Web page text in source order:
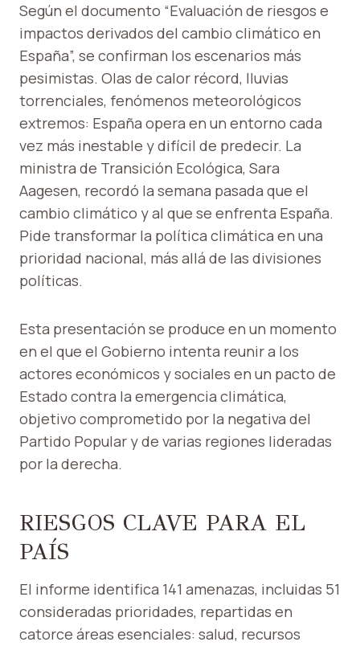
Según el documento “Evaluación de riesgos e
impactos derivados del cambio climático en
España”, se confirman los escenarios más
pesimistas. Olas de calor récord, lluvias
torrenciales, fenómenos meteorológicos
extremos: España opera en un entorno cada
vez más inestable y difícil de predecir. La
ministra de Transición Ecológica, Sara
Aagesen, recordó la semana pasada que el
cambio climático y al que se enfrenta España.
Pide transformar la política climática en una
prioridad nacional, más allá de las divisiones
políticas.
Esta presentación se produce en un momento
en el que el Gobierno intenta reunir a los
actores económicos y sociales en un pacto de
Estado contra la emergencia climática,
objetivo comprometido por la negativa del
Partido Popular y de varias regiones lideradas
por la derecha.
RIESGOS CLAVE PARA EL
PAÍS
El informe identifica 141 amenazas, incluidas 51
consideradas prioridades, repartidas en
catorce áreas esenciales: salud, recursos